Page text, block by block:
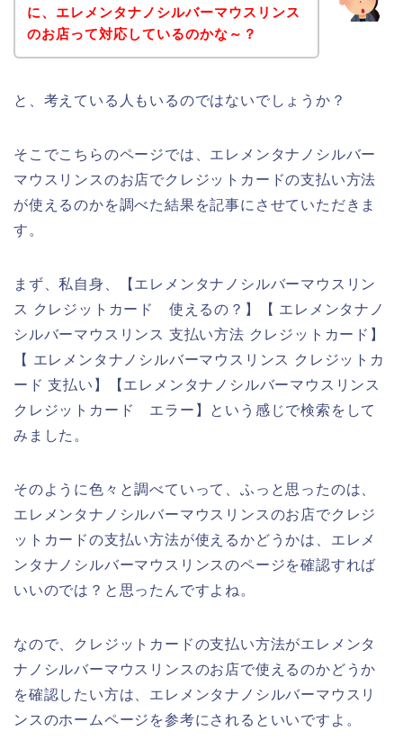
に、エレメンタナノシルバーマウスリンス
のお店って対応しているのかな～？
と、考えている人もいるのではないでしょうか？
そこでこちらのページでは、エレメンタナノシルバー
マウスリンスのお店でクレジットカードの支払い方法
が使えるのかを調べた結果を記事にさせていただきま
す。
まず、私自身、【エレメンタナノシルバーマウスリン
ス クレジットカード 使えるの？】【 エレメンタナノ
シルバーマウスリンス 支払い方法 クレジットカード】
【 エレメンタナノシルバーマウスリンス クレジットカ
ード 支払い】【エレメンタナノシルバーマウスリンス
クレジットカード エラー】という感じで検索をして
みました。
そのように色々と調べていって、ふっと思ったのは、
エレメンタナノシルバーマウスリンスのお店でクレジ
ットカードの支払い方法が使えるかどうかは、エレメ
ンタナノシルバーマウスリンスのページを確認すれば
いいのでは？と思ったんですよね。
なので、クレジットカードの支払い方法がエレメンタ
ナノシルバーマウスリンスのお店で使えるのかどうか
を確認したい方は、エレメンタナノシルバーマウスリ
ンスのホームページを参考にされるといいですよ。